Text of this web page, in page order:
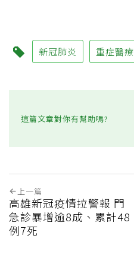
新冠肺炎 重症醫療
這篇文章對你有幫助嗎?
上一篇
高雄新冠疫情拉警報 門
急診暴增逾8成、累計48
例7死